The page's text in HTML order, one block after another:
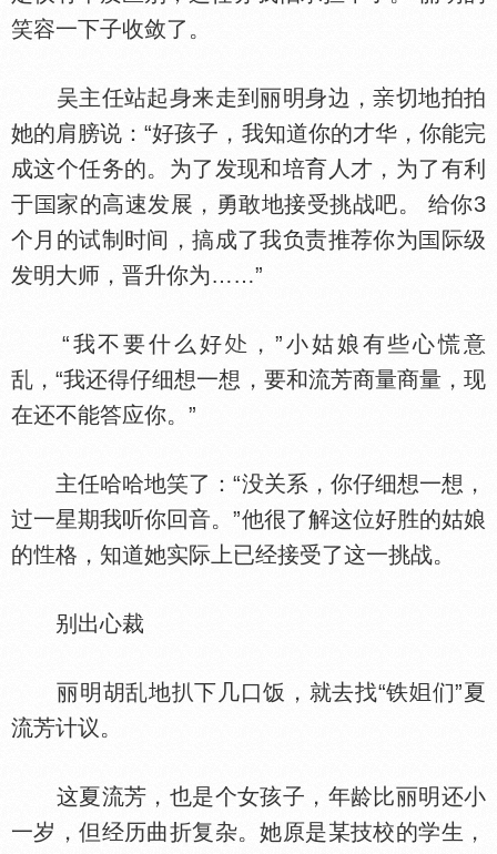
笑容一下子收敛了。
吴主任站起身来走到丽明身边，
切地拍拍
她的肩膀说：“好孩子，我知道你的才华，你能完
成这个任务的。为了发现和培育人才，为了有利
于
家的高速发展，勇敢地接受挑战吧。 给你3
个月的试制时间，搞成了我负责推荐你为
际级
发明大师，晋升你为……”
“我不要什么好
，”小姑娘有些心慌意
乱，“我还得仔细想一想，要和流芳商量商量，现
在还不能答应你。”
主任哈哈地笑了：“没关系，你仔细想一想，
过一星期我听你回音。”他很了解这位好胜的姑娘
的
格，知道她实际上已经接受了这一挑战。
别出心裁
丽明胡乱地扒下几口饭，就去找“铁
们”夏
流芳计议。
这夏流芳，也是个女孩子，年龄比丽明还小
一岁，但经历曲折复杂。她原是某技校的学生，